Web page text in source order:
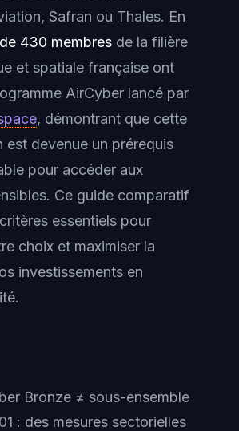
Safran ou Thales. En
430 membres de la filière
et spatiale française ont
AirCyber lancé par
, démontrant que cette
est devenue un prérequis
pour accéder aux
Ce guide comparatif
essentiels pour
choix et maximiser la
investissements en
Bronze ≠ sous-ensemble
: des mesures sectorielles